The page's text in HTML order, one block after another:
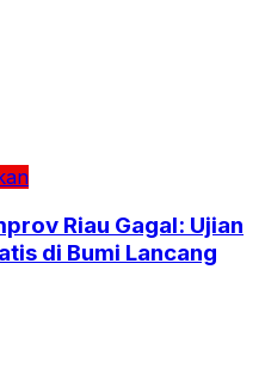
Riau Gagal: Ujian
di Bumi Lancang